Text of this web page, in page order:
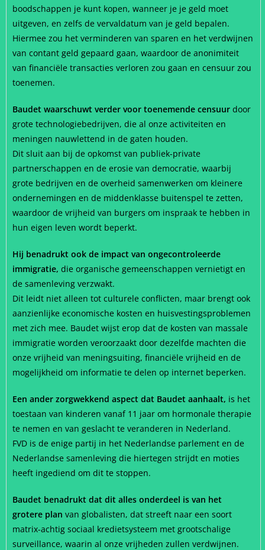
boodschappen je kunt kopen, wanneer je je geld moet
uitgeven, en zelfs de vervaldatum van je geld bepalen.
Hiermee zou het verminderen van sparen en het verdwijnen
van contant geld gepaard gaan, waardoor de anonimiteit
van financiële transacties verloren zou gaan en censuur zou
toenemen.
Baudet waarschuwt verder voor toenemende censuur door
grote technologiebedrijven, die al onze activiteiten en
meningen nauwlettend in de gaten houden.
Dit sluit aan bij de opkomst van publiek-private
partnerschappen en de erosie van democratie, waarbij
grote bedrijven en de overheid samenwerken om kleinere
ondernemingen en de middenklasse buitenspel te zetten,
waardoor de vrijheid van burgers om inspraak te hebben in
hun eigen leven wordt beperkt.
Hij benadrukt ook de impact van ongecontroleerde
immigratie, die organische gemeenschappen vernietigt en
de samenleving verzwakt.
Dit leidt niet alleen tot culturele conflicten, maar brengt ook
aanzienlijke economische kosten en huisvestingsproblemen
met zich mee. Baudet wijst erop dat de kosten van massale
immigratie worden veroorzaakt door dezelfde machten die
onze vrijheid van meningsuiting, financiële vrijheid en de
mogelijkheid om informatie te delen op internet beperken.
Een ander zorgwekkend aspect dat Baudet aanhaalt, is het
toestaan van kinderen vanaf 11 jaar om hormonale therapie
te nemen en van geslacht te veranderen in Nederland.
FVD is de enige partij in het Nederlandse parlement en de
Nederlandse samenleving die hiertegen strijdt en moties
heeft ingediend om dit te stoppen.
Baudet benadrukt dat dit alles onderdeel is van het
grotere plan van globalisten, dat streeft naar een soort
matrix-achtig sociaal kredietsysteem met grootschalige
surveillance, waarin al onze vrijheden zullen verdwijnen.